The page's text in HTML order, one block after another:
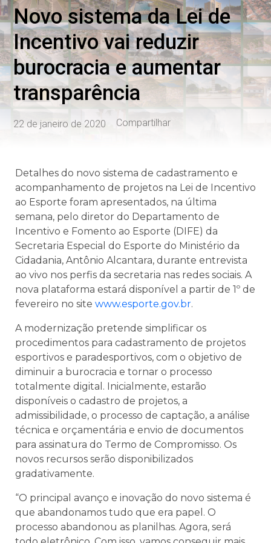
Novo sistema da Lei de
Incentivo vai reduzir
burocracia e aumentar
transparência
22 de janeiro de 2020 Compartilhar
Detalhes do novo sistema de cadastramento e
acompanhamento de projetos na Lei de Incentivo
ao Esporte foram apresentados, na última
semana, pelo diretor do Departamento de
Incentivo e Fomento ao Esporte (DIFE) da
Secretaria Especial do Esporte do Ministério da
Cidadania, Antônio Alcantara, durante entrevista
ao vivo nos perfis da secretaria nas redes sociais. A
nova plataforma estará disponível a partir de 1º de
fevereiro no site www.esporte.gov.br.
A modernização pretende simplificar os
procedimentos para cadastramento de projetos
esportivos e paradesportivos, com o objetivo de
diminuir a burocracia e tornar o processo
totalmente digital. Inicialmente, estarão
disponíveis o cadastro de projetos, a
admissibilidade, o processo de captação, a análise
técnica e orçamentária e envio de documentos
para assinatura do Termo de Compromisso. Os
novos recursos serão disponibilizados
gradativamente.
“O principal avanço e inovação do novo sistema é
que abandonamos tudo que era papel. O
processo abandonou as planilhas. Agora, será